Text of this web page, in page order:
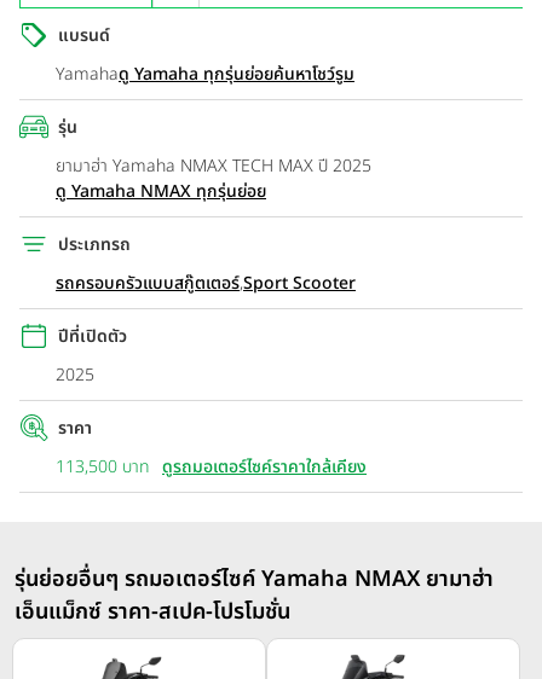
แบรนด์
Yamahaดู Yamaha ทุกรุ่นย่อยค้นหาโชว์รูม
รุ่น
ยามาฮ่า Yamaha NMAX TECH MAX ปี 2025
ดู Yamaha NMAX ทุกรุ่นย่อย
ประเภทรถ
รถครอบครัวแบบสกู๊ตเตอร์,Sport Scooter
ปีที่เปิดตัว
2025
ราคา
113,500 บาท ดูรถมอเตอร์ไซค์ราคาใกล้เคียง
รุ่นย่อยอื่นๆ รถมอเตอร์ไซค์ Yamaha NMAX ยามาฮ่า
เอ็นแม็กซ์ ราคา-สเปค-โปรโมชั่น